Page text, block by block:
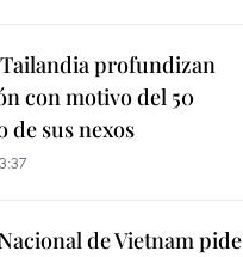
profundizan
con motivo del 50
de sus nexos
de Vietnam pide